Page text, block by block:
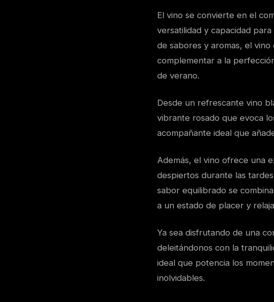
El vino se convierte en el
versatilidad y capacidad
de sabores y aromas, el
complementar a la
de verano.
Desde un refrescante vino
vibrante rosado que evoca
acompañante ideal que
Además, el vino ofrece una
despiertos durante las
sabor equilibrado se
a un estado de placer y
Ya sea disfrutando de una
deleitándonos con la
ideal que potencia los
inolvidables.